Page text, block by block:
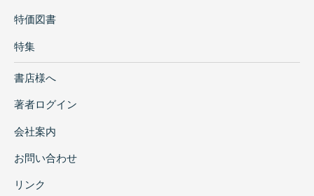
特価図書
特集
書店様へ
著者ログイン
会社案内
お問い合わせ
リンク